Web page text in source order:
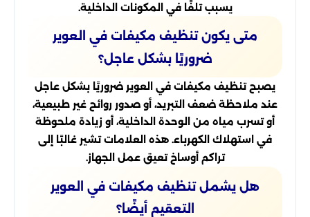
يسبب تلفًا في المكونات الداخلية.
متى يكون تنظيف مكيفات في العوير
ضروريًا بشكل عاجل؟
يصبح تنظيف مكيفات في العوير ضروريًا بشكل عاجل
عند ملاحظة ضعف التبريد، أو صدور روائح غير طبيعية،
أو تسرب مياه من الوحدة الداخلية، أو زيادة ملحوظة
في استهلاك الكهرباء. هذه العلامات تشير غالبًا إلى
تراكم أوساخ تعيق عمل الجهاز.
هل يشمل تنظيف مكيفات في العوير
التعقيم أيضًا؟